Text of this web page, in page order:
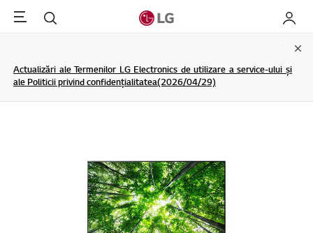
Menu Cautare My LG
Actualizări ale Termenilor LG Electronics de utilizare a service-ului și
ale Politicii privind confidențialitatea(2026/04/29)